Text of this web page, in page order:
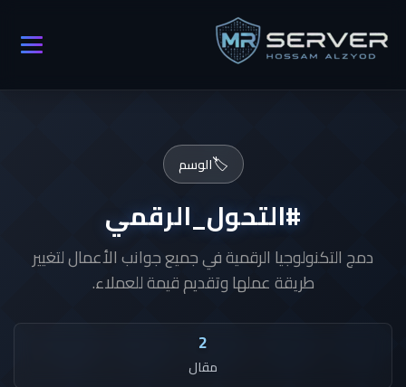
🏷️الوسم
#التحول_الرقمي
دمج التكنولوجيا الرقمية في جميع جوانب الأعمال لتغيير
طريقة عملها وتقديم قيمة للعملاء.
2
مقال